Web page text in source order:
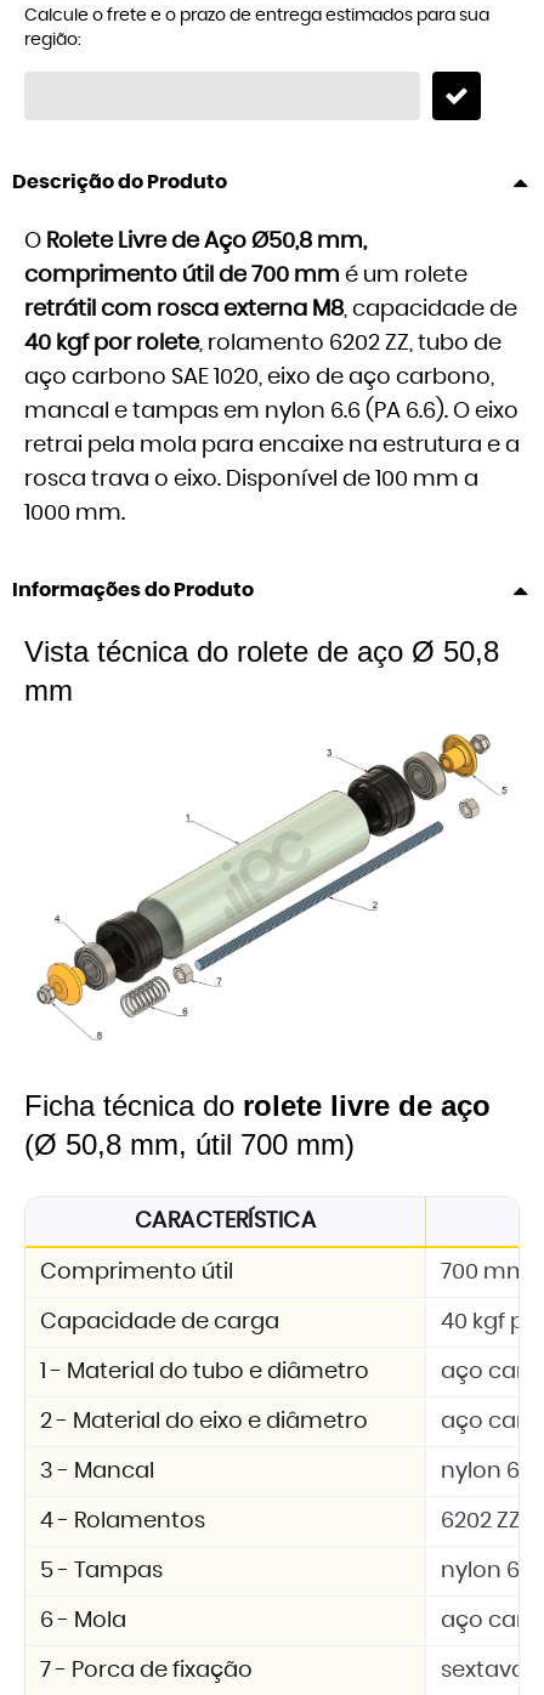
Calcule o frete e o prazo de entrega estimados para sua
região:
Descrição do Produto
O Rolete Livre de Aço Ø50,8 mm,
comprimento útil de 700 mm é um rolete
retrátil com rosca externa M8, capacidade de
40 kgf por rolete, rolamento 6202 ZZ, tubo de
aço carbono SAE 1020, eixo de aço carbono,
mancal e tampas em nylon 6.6 (PA 6.6). O eixo
retrai pela mola para encaixe na estrutura e a
rosca trava o eixo. Disponível de 100 mm a
1000 mm.
Informações do Produto
Vista técnica do rolete de aço Ø 50,8
mm
Ficha técnica do rolete livre de aço
(Ø 50,8 mm, útil 700 mm)
CARACTERÍSTICA
Comprimento útil 700 mm
Capacidade de carga 40 kgf
1 - Material do tubo e diâmetro aço
2 - Material do eixo e diâmetro aço
3 - Mancal nylon 6.6
4 - Rolamentos 6202 ZZ
5 - Tampas nylon 6.6
6 - Mola aço
7 - Porca de fixação